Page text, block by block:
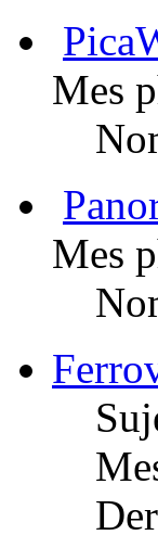
Mes
Mes